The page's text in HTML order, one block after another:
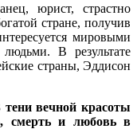
юрист, страстно
стране, получив
мировыми
В результате
страны, Эддисон
вечной красоты
смерть и любовь в